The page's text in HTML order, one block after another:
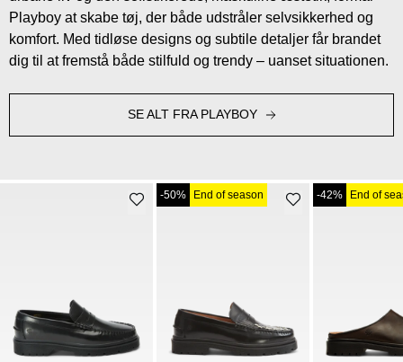
Playboy at skabe tøj, der både udstråler selvsikkerhed og
komfort. Med tidløse designs og subtile detaljer får brandet
dig til at fremstå både stilfuld og trendy – uanset situationen.
SE ALT FRA PLAYBOY
-50% End of season -42% End of